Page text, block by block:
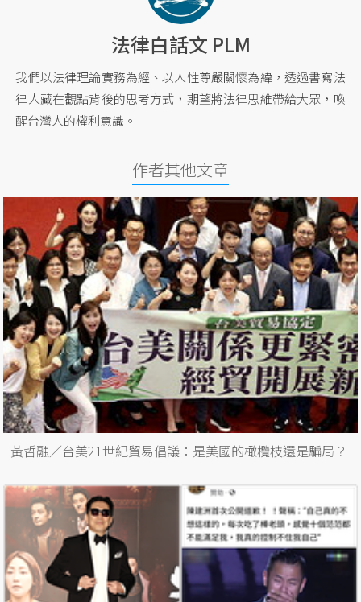
法律白話文 PLM
我們以法律理論實務為經、以人性尊嚴關懷為緯，透過書寫法
律人藏在觀點背後的思考方式，期望將法律思維帶給大眾，喚
醒台灣人的權利意識。
作者其他文章
黃哲融／台美21世紀貿易倡議：是美國的橄欖枝還是騙局？